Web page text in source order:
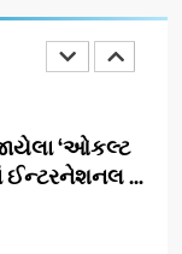
‘જોજો’
દબદબો
‘ઓકલ્ટ
ઈન્ટરનેશનલ
લુલ્લા એ ટેરોટ